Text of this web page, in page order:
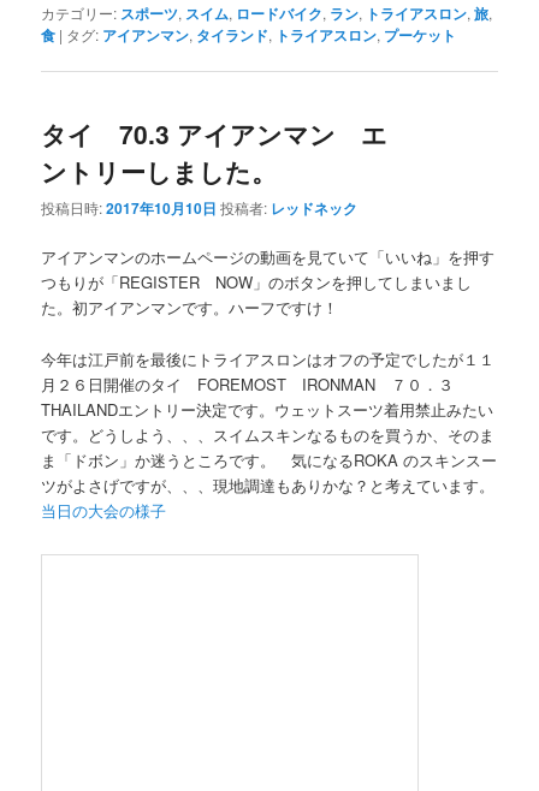
カテゴリー: スポーツ, スイム, ロードバイク, ラン, トライアスロン,旅,
食 | タグ: アイアンマン, タイランド, トライアスロン, プーケット
タイ 70.3 アイアンマン エ
ントリーしました。
投稿日時:2017年10月10日 投稿者: レッドネック
アイアンマンのホームページの動画を見ていて「いいね」を押す
つもりが「REGISTER NOW」のボタンを押してしまいまし
た。初アイアンマンです。ハーフですけ！
今年は江戸前を最後にトライアスロンはオフの予定でしたが１１
月２６日開催のタイ FOREMOST IRONMAN ７０．３
THAILANDエントリー決定です。ウェットスーツ着用禁止みたい
です。どうしよう、、、スイムスキンなるものを買うか、そのま
ま「ドボン」か迷うところです。 気になるROKA のスキンスー
ツがよさげですが、、、現地調達もありかな？と考えています。
当日の大会の様子